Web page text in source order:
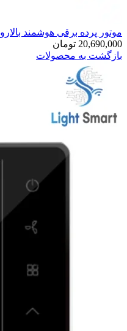
موتور پرده برقی هوشمند بالارو A-OK مدل AM35
20,690,000 تومان
بازگشت به محصولات